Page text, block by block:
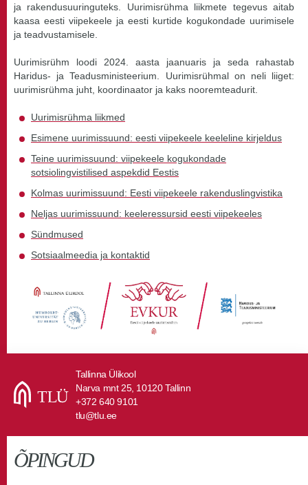
ja rakendusuuringuteks. Uurimisrühma liikmete tegevus aitab
kaasa eesti viipekeele ja eesti kurtide kogukondade uurimisele
ja teadvustamisele.
Uurimisrühm loodi 2024. aasta jaanuaris ja seda rahastab
Haridus- ja Teadusministeerium. Uurimisrühmal on neli liiget:
uurimisrühma juht, koordinaator ja kaks nooremteadurit.
Uurimisrühma liikmed
Esimene uurimissuund: eesti viipekeele keeleline kirjeldus
Teine uurimissuund: viipekeele kogukondade
sotsiolingvistilised aspekdid Eestis
Kolmas uurimissuund: Eesti viipekeele rakenduslingvistika
Neljas uurimissuund: keeleressursid eesti viipekeeles
Sündmused
Sotsiaalmeedia ja kontaktid
Tallinna Ülikool
Narva mnt 25, 10120 Tallinn
+372 640 9101
tlu@tlu.ee
ÕPINGUD